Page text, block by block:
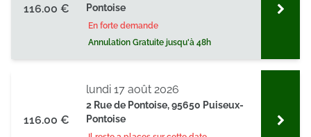
116.00 €
Pontoise
En forte demande
Annulation Gratuite jusqu'à 48h
116.00 €
2 Rue de Pontoise, 95650 Puiseux-
Pontoise
lundi 17 août 2026